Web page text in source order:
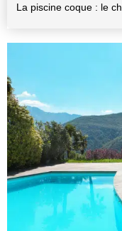
La piscine coque : le